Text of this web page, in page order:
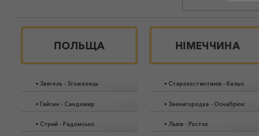
ПОЛЬЩА
• Звягель - Згожелець
• Гайсин - Сандомир
• Стрий - Радомсько
НІМЕЧЧИНА
• Старокостянтинів - Кельн
• Звенигородка - Оснабрюк
• Львів - Росток